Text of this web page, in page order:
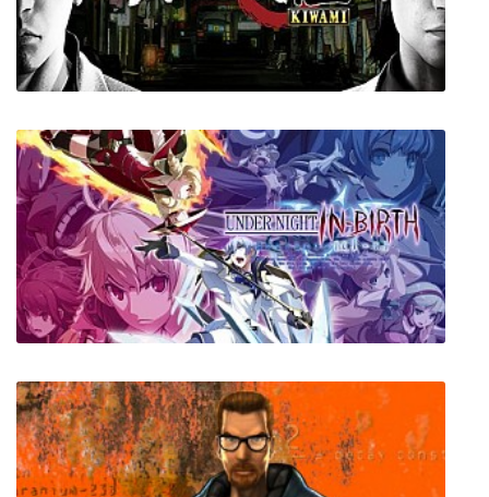
Fire Escape
Yakuza Kiwami